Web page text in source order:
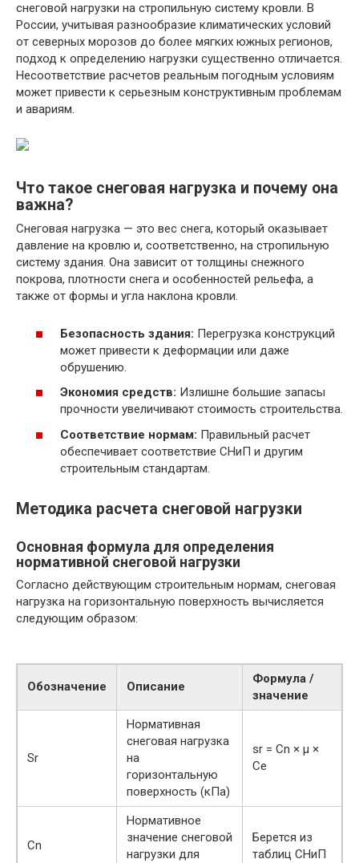
снеговой нагрузки на стропильную систему кровли. В
России, учитывая разнообразие климатических условий
от северных морозов до более мягких южных регионов,
подход к определению нагрузки существенно отличается.
Несоответствие расчетов реальным погодным условиям
может привести к серьезным конструктивным проблемам
и авариям.
Что такое снеговая нагрузка и почему она
важна?
Снеговая нагрузка — это вес снега, который оказывает
давление на кровлю и, соответственно, на стропильную
систему здания. Она зависит от толщины снежного
покрова, плотности снега и особенностей рельефа, а
также от формы и угла наклона кровли.
Безопасность здания: Перегрузка конструкций
может привести к деформации или даже
обрушению.
Экономия средств: Излишне большие запасы
прочности увеличивают стоимость строительства.
Соответствие нормам: Правильный расчет
обеспечивает соответствие СНиП и другим
строительным стандартам.
Методика расчета снеговой нагрузки
Основная формула для определения
нормативной снеговой нагрузки
Согласно действующим строительным нормам, снеговая
нагрузка на горизонтальную поверхность вычисляется
следующим образом:
Обозначение Описание
Формула /
значение
Sr
Нормативная
снеговая нагрузка
на
горизонтальную
поверхность (кПа)
sr = Сn × μ ×
Ce
Сn
Нормативное
значение снеговой
нагрузки для
Берется из
таблиц СНиП